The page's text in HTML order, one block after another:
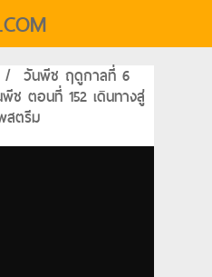
/ วันพีช ฤดูกาลที่ 6
ช ตอนที่ 152 เดินทางสู่
สตรีม